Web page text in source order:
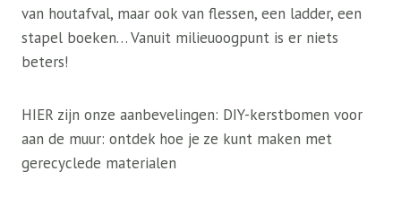
van houtafval, maar ook van flessen, een ladder, een
stapel boeken… Vanuit milieuoogpunt is er niets
beters!
HIER zijn onze aanbevelingen: DIY-kerstbomen voor
aan de muur: ontdek hoe je ze kunt maken met
gerecyclede materialen